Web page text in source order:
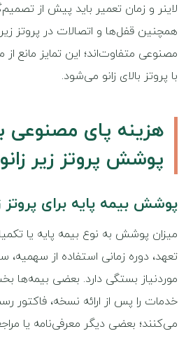
لاینر و زمان تعمیر باید پیش از
همچنین قفل‌ها و اتصالات در پروتز زیر
مصنوعی متفاوت‌اند؛ این تمایز مانع
با پروتز بالای زانو می‌شود.
هزینه پای مصنوعی
پوشش پروتز زیر
پوشش بیمه پایه برای پروتز
میزان پوشش به نوع بیمه پایه یا
تعهد، دوره زمانی استفاده از
موردنیاز بستگی دارد. بعضی بیمه‌ها
خدمات را پس از ارائه نسخه، فاکتور
می‌کنند؛ بعضی دیگر معرفی‌نامه یا